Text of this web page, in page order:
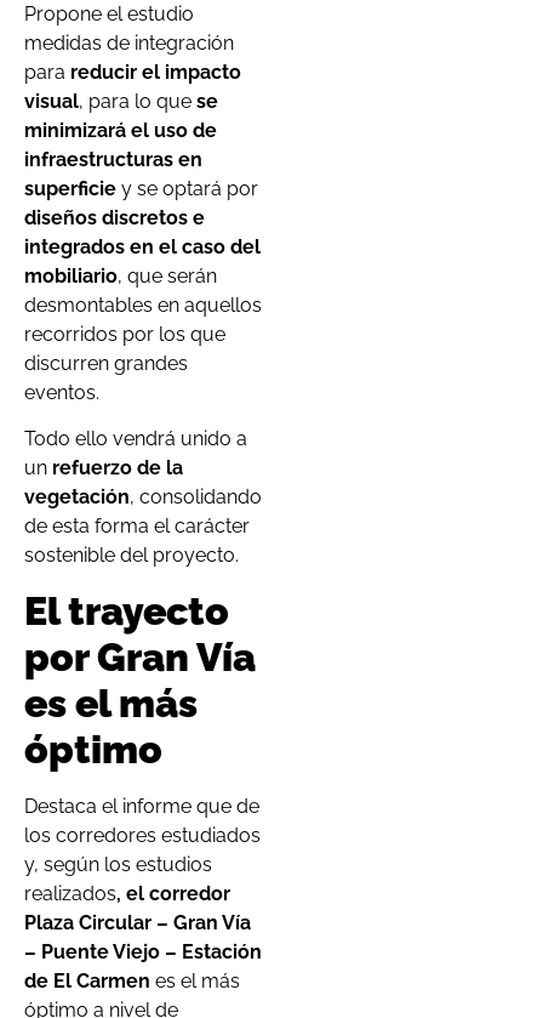
Propone el estudio
medidas de integración
para reducir el impacto
visual, para lo que se
minimizará el uso de
infraestructuras en
superficie y se optará por
diseños discretos e
integrados en el caso del
mobiliario, que serán
desmontables en aquellos
recorridos por los que
discurren grandes
eventos.
Todo ello vendrá unido a
un refuerzo de la
vegetación, consolidando
de esta forma el carácter
sostenible del proyecto.
El trayecto
por Gran Vía
es el más
óptimo
Destaca el informe que de
los corredores estudiados
y, según los estudios
realizados, el corredor
Plaza Circular – Gran Vía
– Puente Viejo – Estación
de El Carmen es el más
óptimo a nivel de